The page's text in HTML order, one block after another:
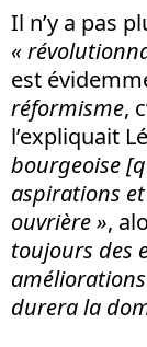
Il n’y a pas
«
est
réformisme,
l’expliquait
bourgeoise
aspirations
ouvrière »,
toujours des
durera la